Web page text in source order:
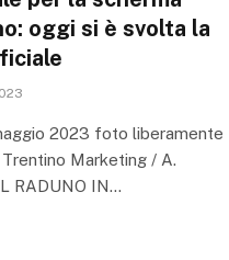
oggi si è svolta la
2023 foto liberamente
Marketing / A.
RADUNO IN…